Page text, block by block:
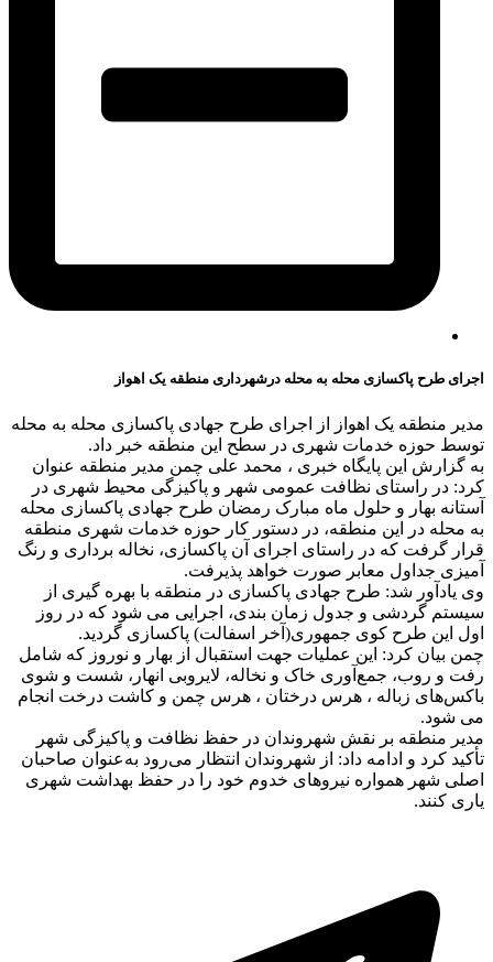
اجرای طرح پاکسازی محله به محله درشهرداری منطقه یک اهواز
مدیر منطقه یک اهواز از اجرای طرح جهادی پاکسازی محله به محله
توسط حوزه خدمات شهری در سطح این منطقه خبر داد.
به گزارش این پایگاه خبری ، محمد علی چمن مدیر منطقه عنوان
کرد: در راستای نظافت عمومی شهر و پاکیزگی محیط شهری در
آستانه بهار و حلول ماه مبارک رمضان طرح جهادی پاکسازی محله
به محله در این منطقه، در دستور کار حوزه خدمات شهری منطقه
قرار گرفت که در راستای اجرای آن پاکسازی، نخاله برداری و رنگ
آمیزی جداول معابر صورت خواهد پذیرفت.
وی یادآور شد: طرح جهادی پاکسازی در منطقه با بهره گیری از
سیستم گردشی و جدول زمان بندی، اجرایی می شود که در روز
اول این طرح کوی جمهوری(آخر اسفالت) پاکسازی گردید.
چمن بیان کرد: این عملیات جهت استقبال از بهار و نوروز که شامل
رفت‌ و روب، جمع‌آوری خاک و نخاله، لایروبی انهار، شست و شوی
باکس‌های زباله ، هرس درختان ، هرس چمن و کاشت درخت انجام
می شود.
مدیر منطقه بر نقش شهروندان در حفظ نظافت و پاکیزگی شهر
تأکید کرد و ادامه داد: از شهروندان انتظار می‌رود به‌عنوان صاحبان
اصلی شهر همواره نیروهای خدوم خود را در حفظ بهداشت شهری
یاری کنند.